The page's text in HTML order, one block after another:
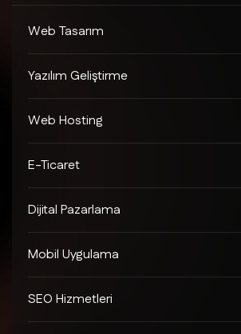
Web Tasarım
Yazılım Geliştirme
Web Hosting
E-Ticaret
Dijital Pazarlama
Mobil Uygulama
SEO Hizmetleri